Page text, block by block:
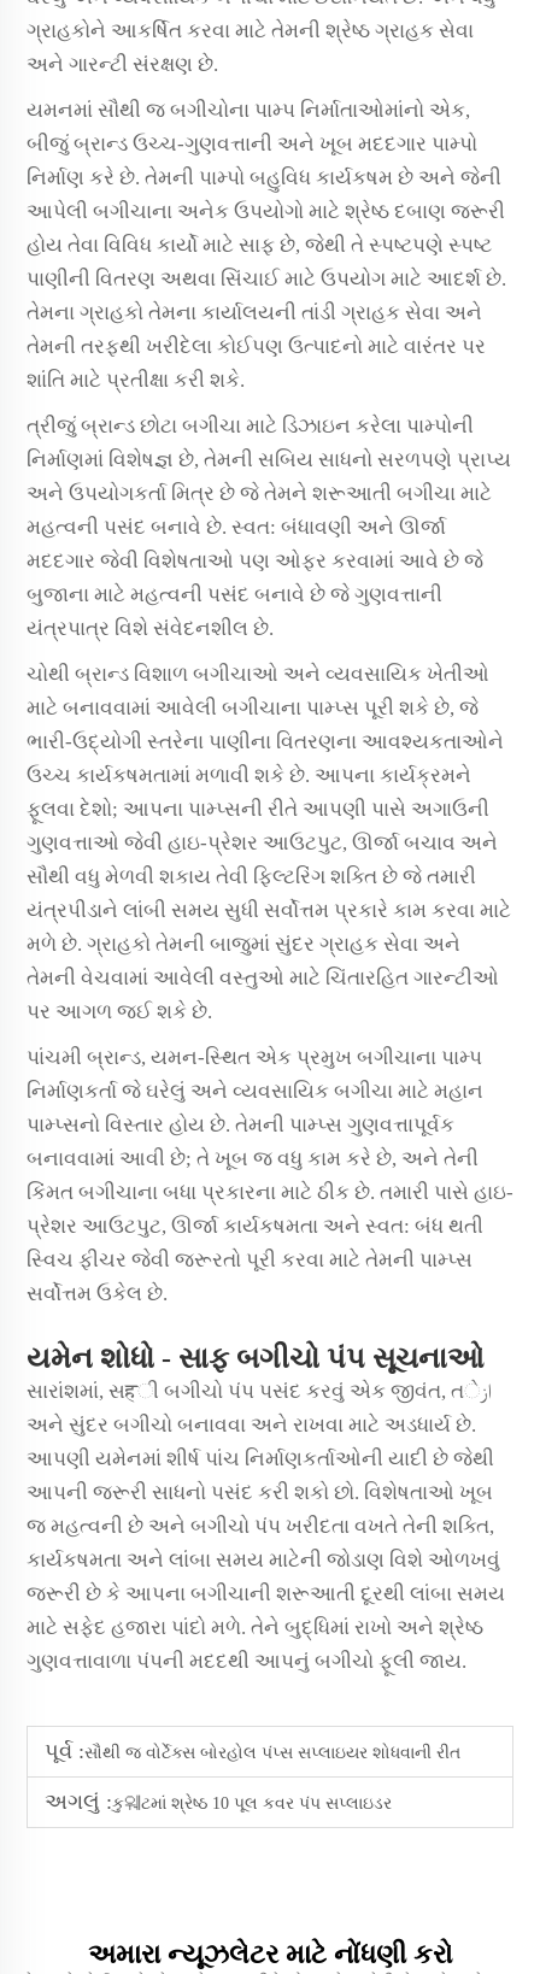
ગ્રાહકોને આકર્ષિત કરવા માટે તેમની શ્રેષ્ઠ ગ્રાહક સેવા
અને ગારન્ટી સંરક્ષણ છે.
યમનમાં સૌથી જ બગીચોના પામ્પ નિર્માતાઓમાંનો એક,
બીજું બ્રાન્ડ ઉચ્ચ-ગુણવત્તાની અને ખૂબ મદદગાર પામ્પો
નિર્માણ કરે છે. તેમની પામ્પો બહુવિધ કાર્યકષમ છે અને જેની
આપેલી બગીચાના અનેક ઉપયોગો માટે શ્રેષ્ઠ દબાણ જરૂરી
હોય તેવા વિવિધ કાર્યો માટે સાફ છે, જેથી તે સ્પષ્ટપણે સ્પષ્ટ
પાણીની વિતરણ અથવા સિંચાઈ માટે ઉપયોગ માટે આદર્શ છે.
તેમના ગ્રાહકો તેમના કાર્યાલયની તાંડી ગ્રાહક સેવા અને
તેમની તરફથી ખરીદેલા કોઈપણ ઉત્પાદનો માટે વારંતર પર
શાંતિ માટે પ્રતીક્ષા કરી શકે.
ત્રીજું બ્રાન્ડ છોટા બગીચા માટે ડિઝાઇન કરેલા પામ્પોની
નિર્માણમાં વિશેષજ્ઞ છે, તેમની સબિય સાધનો સરળપણે પ્રાપ્ય
અને ઉપયોગકર્તા મિત્ર છે જે તેમને શરૂઆતી બગીચા માટે
મહત્વની પસંદ બનાવે છે. સ્વત: બંધાવણી અને ઊર્જા
મદદગાર જેવી વિશેષતાઓ પણ ઓફર કરવામાં આવે છે જે
બુજાના માટે મહત્વની પસંદ બનાવે છે જે ગુણવત્તાની
યંત્રપાત્ર વિશે સંવેદનશીલ છે.
ચોથી બ્રાન્ડ વિશાળ બગીચાઓ અને વ્યવસાયિક ખેતીઓ
માટે બનાવવામાં આવેલી બગીચાના પામ્પ્સ પૂરી શકે છે, જે
ભારી-ઉદ્યોગી સ્તરેના પાણીના વિતરણના આવશ્યકતાઓને
ઉચ્ચ કાર્યકષમતામાં મળાવી શકે છે. આપના કાર્યક્રમને
ફૂલવા દેશો; આપના પામ્પ્સની રીતે આપણી પાસે અગાઉની
ગુણવત્તાઓ જેવી હાઇ-પ્રેશર આઉટપુટ, ઊર્જા બચાવ અને
સૌથી વધુ મેળવી શકાય તેવી ફિલ્ટરિંગ શક્તિ છે જે તમારી
યંત્રપીડાને લાંબી સમય સુધી સર્વોત્તમ પ્રકારે કામ કરવા માટે
મળે છે. ગ્રાહકો તેમની બાજુમાં સુંદર ગ્રાહક સેવા અને
તેમની વેચવામાં આવેલી વસ્તુઓ માટે ચિંતારહિત ગારન્ટીઓ
પર આગળ જઈ શકે છે.
પાંચમી બ્રાન્ડ, યમન-સ્થિત એક પ્રમુખ બગીચાના પામ્પ
નિર્માણકર્તા જે ઘરેલું અને વ્યવસાયિક બગીચા માટે મહાન
પામ્પ્સનો વિસ્તાર હોય છે. તેમની પામ્પ્સ ગુણવત્તાપૂર્વક
બનાવવામાં આવી છે; તે ખૂબ જ વધુ કામ કરે છે, અને તેની
કિંમત બગીચાના બધા પ્રકારના માટે ઠીક છે. તમારી પાસે હાઇ-
પ્રેશર આઉટપુટ, ઊર્જા કાર્યકષમતા અને સ્વત: બંધ થતી
સ્વિચ ફીચર જેવી જરૂરતો પૂરી કરવા માટે તેમની પામ્પ્સ
સર્વોત્તમ ઉકેલ છે.
યમેન શોધો - સાફ બગીચો પંપ સૂચનાઓ
સારાંશમાં, સहી બગીચો પંપ પસંદ કરવું એક જીવંત, તازે
અને સુંદર બગીચો બનાવવા અને રાખવા માટે અડધાર્ય છે.
આપણી યમેનમાં શીર્ષ પાંચ નિર્માણકર્તાઓની યાદી છે જેથી
આપની જરૂરી સાધનો પસંદ કરી શકો છો. વિશેષતાઓ ખૂબ
જ મહત્વની છે અને બગીચો પંપ ખરીદતા વખતે તેની શક્તિ,
કાર્યકષમતા અને લાંબા સમય માટેની જોડાણ વિશે ઓળખવું
જરૂરી છે કે આપના બગીચાની શરૂઆતી દૂરથી લાંબા સમય
માટે સફેદ હજારા પાંદો મળે. તેને બુદ્ધિમાં રાખો અને શ્રેષ્ઠ
ગુણવત્તાવાળા પંપની મદદથી આપનું બગીચો ફૂલી જાય.
પૂર્વ :સૌથી જ વોર્ટેક્સ બોરહોલ પંપ્સ સપ્લાઇયર શોધવાની રીત
અગલું :કુ웨ટમાં શ્રેષ્ઠ 10 પૂલ કવર પંપ સપ્લાઇડર
અમારા ન્યૂઝલેટર માટે નોંધણી કરો